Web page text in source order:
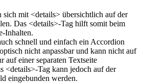
sich mit <details> übersichtlich auf der
Das <details>-Tag hilft somit beim
Inhalten.
schnell und einfach ein Accordion
nicht anpassbar und kann nicht auf
auf einer separaten Textseite
<details>-Tag kann jedoch auf der
eingebunden werden.